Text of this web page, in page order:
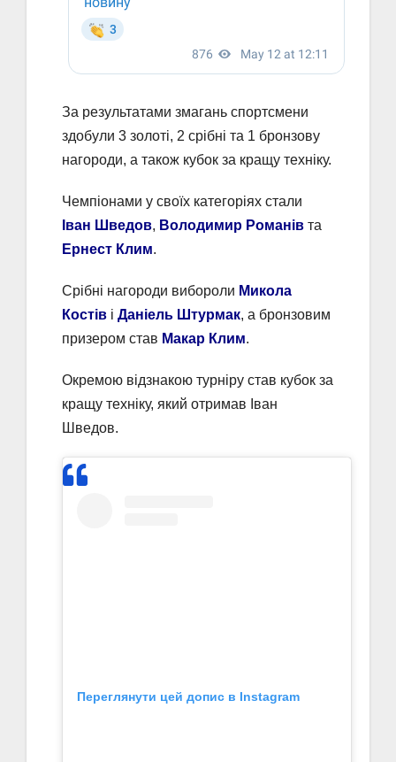
За результатами змагань спортсмени
здобули 3 золоті, 2 срібні та 1 бронзову
нагороди, а також кубок за кращу техніку.
Чемпіонами у своїх категоріях стали
Іван Шведов, Володимир Романів та
Ернест Клим.
Срібні нагороди вибороли Микола
Костів і Даніель Штурмак, а бронзовим
призером став Макар Клим.
Окремою відзнакою турніру став кубок за
кращу техніку, який отримав Іван
Шведов.
Переглянути цей допис в Instagram